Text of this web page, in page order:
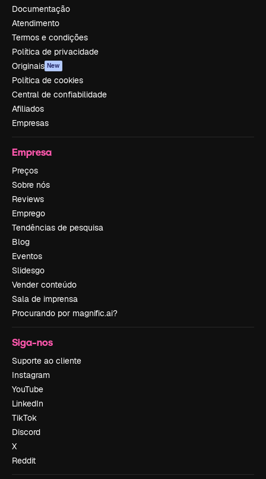
Documentação
Atendimento
Termos e condições
Política de privacidade
Originais New
Política de cookies
Central de confiabilidade
Afiliados
Empresas
Empresa
Preços
Sobre nós
Reviews
Emprego
Tendências de pesquisa
Blog
Eventos
Slidesgo
Vender conteúdo
Sala de imprensa
Procurando por magnific.ai?
Siga-nos
Suporte ao cliente
Instagram
YouTube
LinkedIn
TikTok
Discord
X
Reddit